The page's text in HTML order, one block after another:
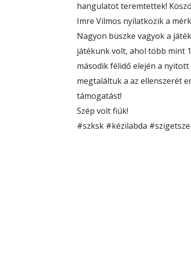
hangulatot teremtettek!
Imre Vilmos nyilatkozik a
Nagyon büszke vagyok a
játékunk volt, ahol több mint
második félidő elején a
megtaláltuk a az ellenszerét
támogatást!
Szép volt fiúk!
#szksk #kézilabda